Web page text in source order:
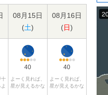
08月15日
(土)
08月16日
(日)
十
40
よーく見れば、
星が見えるかな
40
よーく見れば、
星が見えるかな